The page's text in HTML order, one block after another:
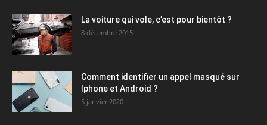
La voiture qui vole, c’est pour bientôt ?
8 décembre 2015
Comment identifier un appel masqué sur
Iphone et Android ?
5 janvier 2020